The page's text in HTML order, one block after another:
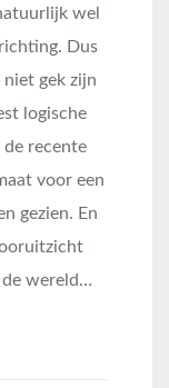
wel
Dus
niet gek zijn
logische
recente
voor een
gezien. En
de wereld…